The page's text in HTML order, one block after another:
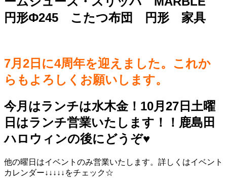
円形Ф245 こたつ布団 円形 家具
7月2日に4周年を迎えました。これか
らもよろしくお願いします。
今月はランチは水木金！10月27日土曜
日はランチ営業いたします！！鹿島田
ハロウィンの後にどうぞ♥️
他の曜日はイベントのみ営業いたします。詳しくはイベント
カレンダー↓↓↓↓↓をチェック☆